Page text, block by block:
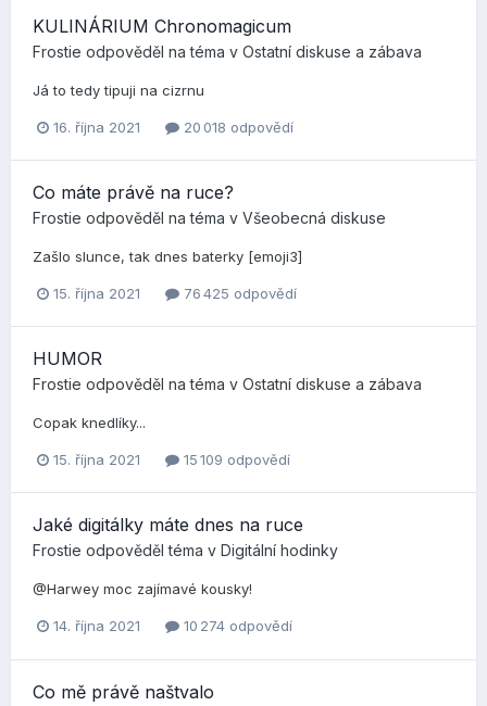
KULINÁRIUM Chronomagicum
Frostie odpověděl na téma v Ostatní diskuse a zábava
Já to tedy tipuji na cizrnu
16. října 2021 20 018 odpovědí
Co máte právě na ruce?
Frostie odpověděl na téma v Všeobecná diskuse
Zašlo slunce, tak dnes baterky [emoji3]
15. října 2021 76 425 odpovědí
HUMOR
Frostie odpověděl na téma v Ostatní diskuse a zábava
Copak knedlíky...
15. října 2021 15 109 odpovědí
Jaké digitálky máte dnes na ruce
Frostie odpověděl téma v Digitální hodinky
@Harwey moc zajímavé kousky!
14. října 2021 10 274 odpovědí
Co mě právě naštvalo